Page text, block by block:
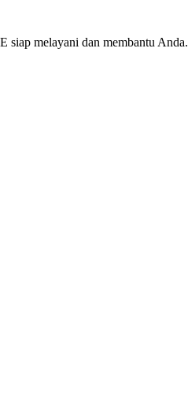
melayani dan membantu Anda.